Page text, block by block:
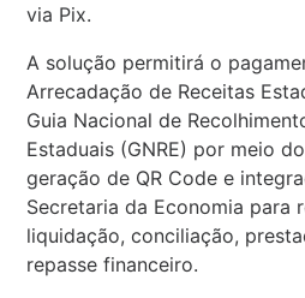
via Pix.
A solução permitirá o
Arrecadação de Receitas
Guia Nacional de
Estaduais (GNRE) por meio
geração de QR Code e
Secretaria da Economia para
liquidação, conciliação,
repasse financeiro.